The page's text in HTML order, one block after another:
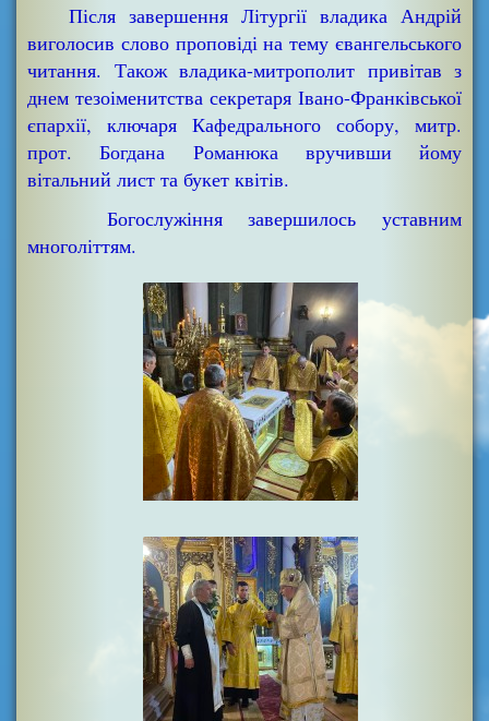
Після завершення Літургії владика Андрій
виголосив слово проповіді на тему євангельського
читання. Також владика-митрополит привітав з
днем тезоіменитства секретаря Івано-Франківської
єпархії, ключаря Кафедрального собору, митр.
прот. Богдана Романюка вручивши йому
вітальний лист та букет квітів.
Богослужіння завершилось уставним
многоліттям.